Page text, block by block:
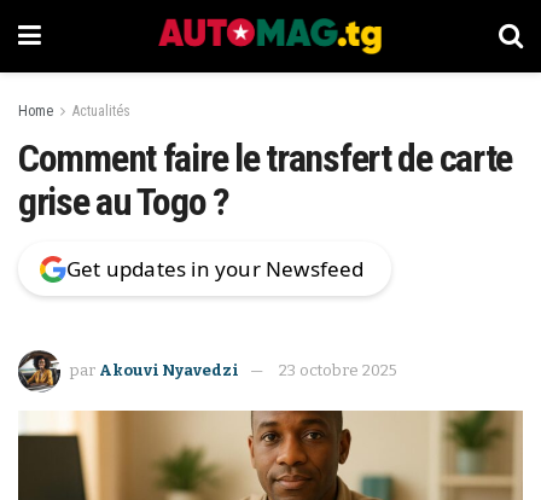
Home Actualités
Comment faire le transfert de carte
grise au Togo ?
Get updates in your Newsfeed
par Akouvi Nyavedzi 23 octobre 2025